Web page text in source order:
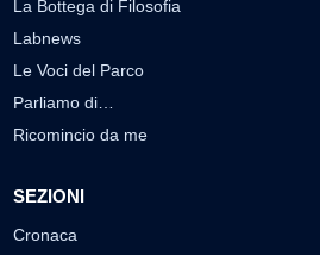
La Bottega di Filosofia
Labnews
Le Voci del Parco
Parliamo di…
Ricomincio da me
SEZIONI
Cronaca